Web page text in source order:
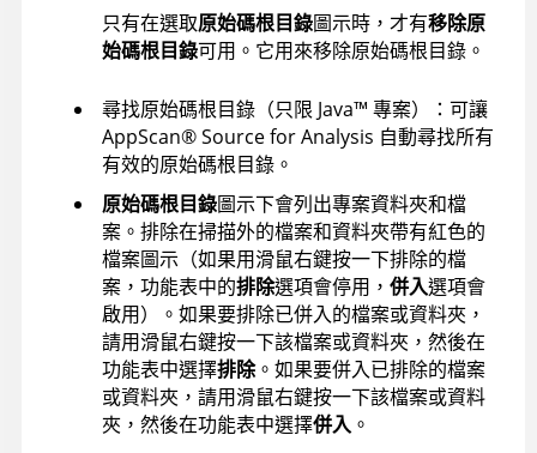
只有在選取原始碼根目錄圖示時，才有移除原
始碼根目錄可用。它用來移除原始碼根目錄。
尋找原始碼根目錄（只限 Java™ 專案）：可讓
AppScan®Source for Analysis 自動尋找所有
有效的原始碼根目錄。
原始碼根目錄圖示下會列出專案資料夾和檔
案。排除在掃描外的檔案和資料夾帶有紅色的
檔案圖示（如果用滑鼠右鍵按一下排除的檔
案，功能表中的排除選項會停用， 併入選項會
啟用）。如果要排除已併入的檔案或資料夾，
請用滑鼠右鍵按一下該檔案或資料夾，然後在
功能表中選擇排除。如果要併入已排除的檔案
或資料夾，請用滑鼠右鍵按一下該檔案或資料
夾，然後在功能表中選擇併入 。